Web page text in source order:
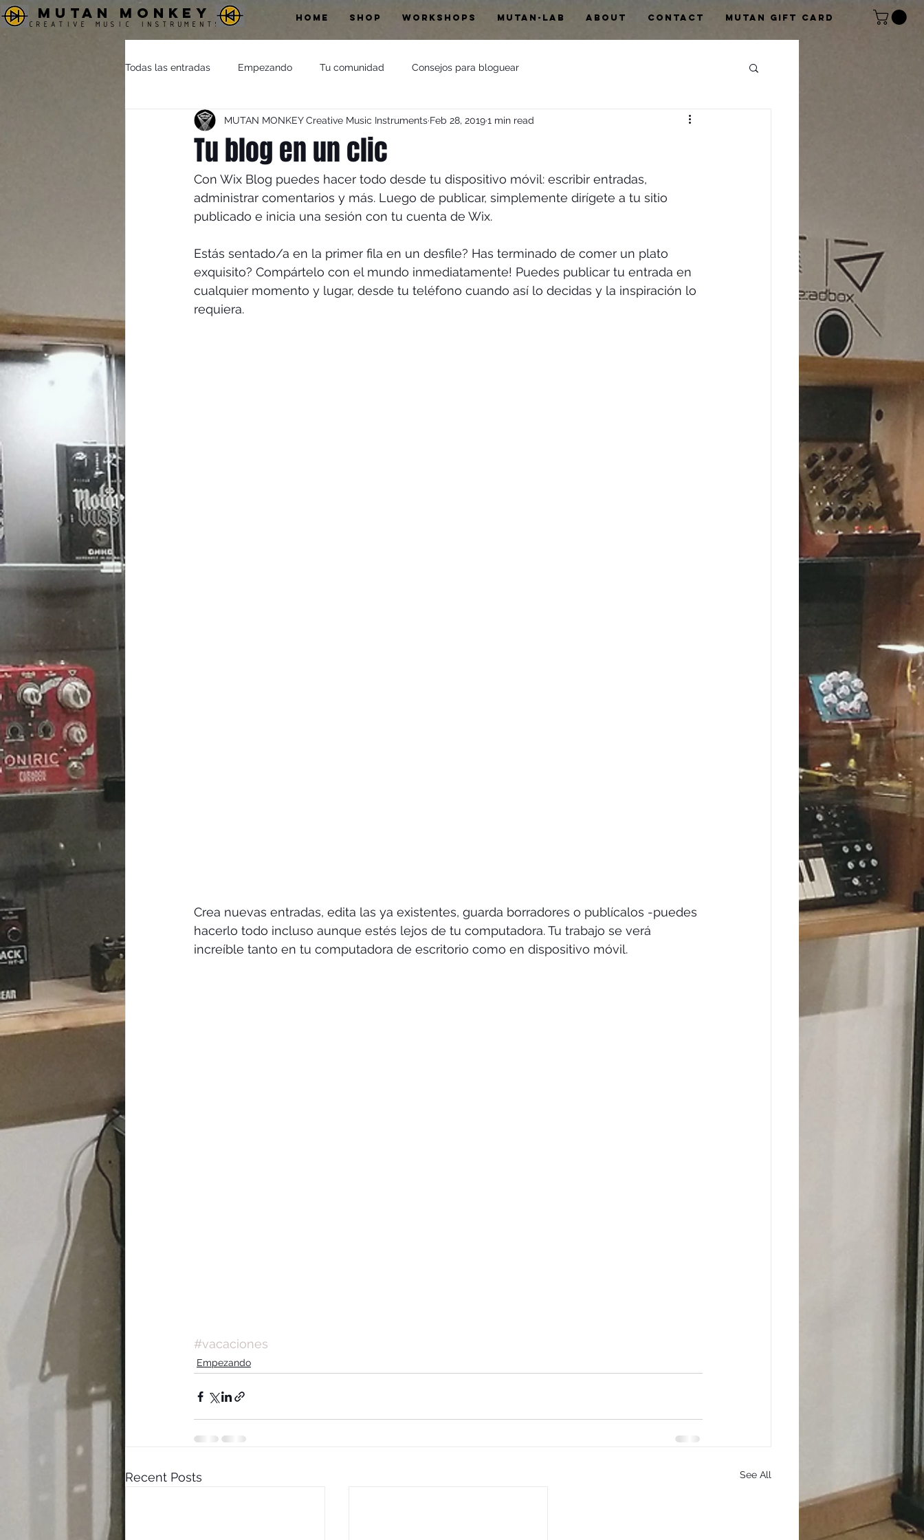
MUTAN MONKEY
CREATIVE MUSIC INSTRUMENTS
HOME SHOP WORKSHOPS MUTAN-LAB ABOUT CONTACT Mutan Gift card
Todas las entradas Empezando Tu comunidad Consejos para bloguear
Tu blog en un clic
MUTAN MONKEY Creative Music Instruments Feb 28, 20191 min read
Con Wix Blog puedes hacer todo desde tu dispositivo móvil: escribir entradas,
administrar comentarios y más. Luego de publicar, simplemente dirígete a tu sitio
publicado e inicia una sesión con tu cuenta de Wix.
Estás sentado/a en la primer fila en un desfile? Has terminado de comer un plato
exquisito? Compártelo con el mundo inmediatamente! Puedes publicar tu entrada en
cualquier momento y lugar, desde tu teléfono cuando así lo decidas y la inspiración lo
requiera.
Crea nuevas entradas, edita las ya existentes, guarda borradores o publícalos -puedes
hacerlo todo incluso aunque estés lejos de tu computadora. Tu trabajo se verá
increíble tanto en tu computadora de escritorio como en dispositivo móvil.
#vacaciones
Empezando
Recent Posts See All